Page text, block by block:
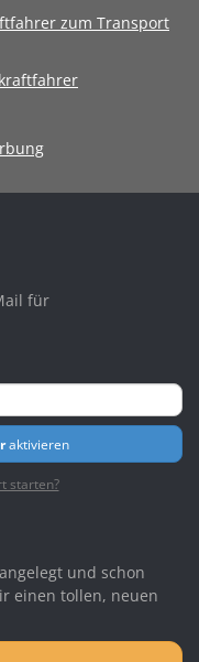
zum Transport
für
aktivieren
starten?
angelegt und schon
einen tollen, neuen